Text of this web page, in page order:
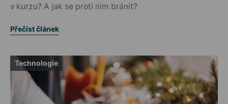
v kurzu? A jak se proti nim bránit?
Přečíst článek
Technologie